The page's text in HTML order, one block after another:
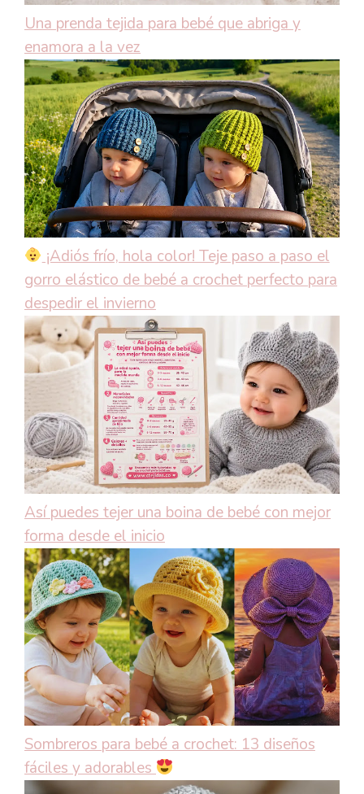
Una prenda tejida para bebé que abriga y
enamora a la vez
¡Adiós frío, hola color! Teje paso a paso el
gorro elástico de bebé a crochet perfecto para
despedir el invierno
Así puedes tejer una boina de bebé con mejor
forma desde el inicio
Sombreros para bebé a crochet: 13 diseños
fáciles y adorables